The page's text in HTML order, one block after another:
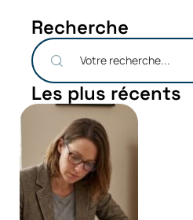
Recherche
Les plus récents